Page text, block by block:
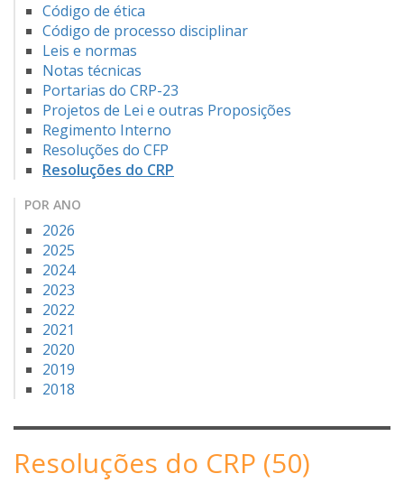
Código de ética
Código de processo disciplinar
Leis e normas
Notas técnicas
Portarias do CRP-23
Projetos de Lei e outras Proposições
Regimento Interno
Resoluções do CFP
Resoluções do CRP
POR ANO
2026
2025
2024
2023
2022
2021
2020
2019
2018
Resoluções do CRP (50)